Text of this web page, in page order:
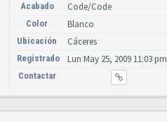
Acabado Code/Code
Color Blanco
Ubicación Cáceres
Registrado Lun May 25, 2009 11:03 pm
Contactar